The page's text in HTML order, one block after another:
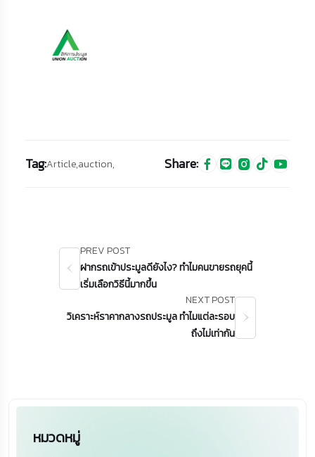
Tag:Article,auction, Share:
PREV POST
ฝากรถเข้าประมูลดียังไง? ทำไมคนขายรถยุคนี้
เริ่มเลือกวิธีนี้มากขึ้น
NEXT POST
วิเคราะห์ราคากลางรถประมูล ทำไมแต่ละรอบ
ถึงไม่เท่ากัน
หมวดหมู่